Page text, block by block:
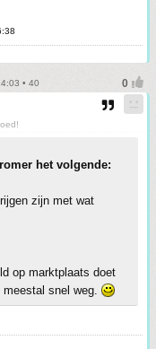
• 40
het volgende:
zijn met wat
op marktplaats doet
snel weg.